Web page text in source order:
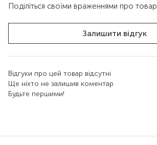
Поділіться своїми враженнями про товар
Залишити відгук
Відгуки про цей товар відсутні
Ще ніхто не залишив коментар
Будьте першими!